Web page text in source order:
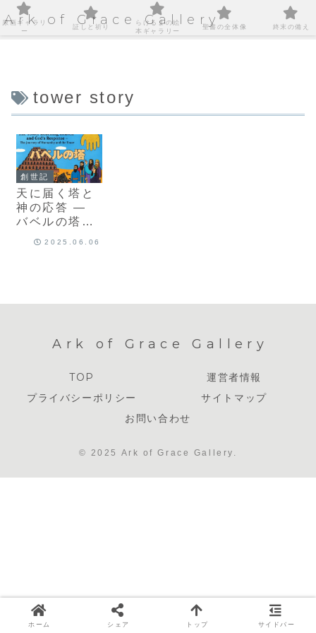
Ark of Grace Gallery
tower story
創世記
天に届く塔と
神の応答 —
バベルの塔と
2025.06.06
Ark of Grace Gallery
TOP
運営者情報
プライバシーポリシー
サイトマップ
お問い合わせ
© 2025 Ark of Grace Gallery.
原画ギャラリ
ー
証しと祈り
らけるまの絵
本ギャラリー
聖書の全体像 終末の備え
ホーム シェア トップ サイドバー